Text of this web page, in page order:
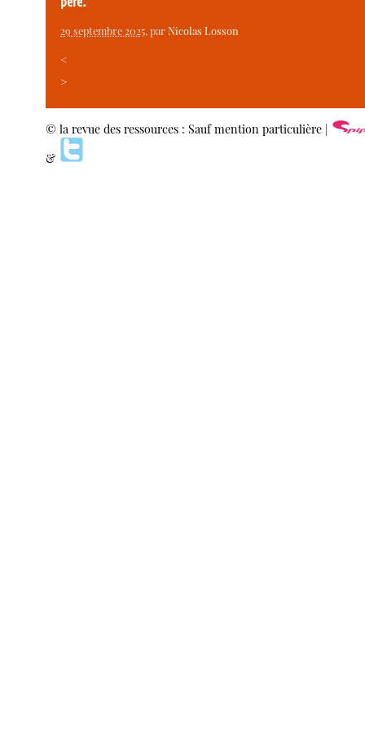
29 septembre 2025, parNicolas Losson
<
>
© la revue des ressources : Sauf mention particulière |
&